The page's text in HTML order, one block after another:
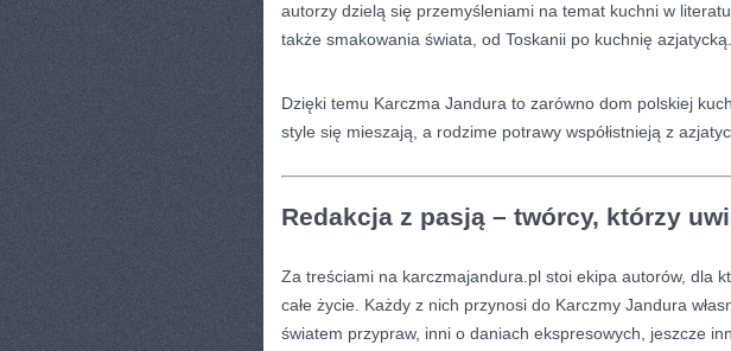
autorzy dzielą się przemyśleniami na temat kuchni w
także smakowania świata, od Toskanii po kuchnię azjatycką.
Dzięki temu Karczma Jandura to zarówno dom polskiej
style się mieszają, a rodzime potrawy współistnieją z
Redakcja z pasją – twórcy, którzy
Za treściami na karczmajandura.pl stoi ekipa autorów, dla
całe życie. Każdy z nich przynosi do Karczmy Jandura
światem przypraw, inni o daniach ekspresowych, jeszcze